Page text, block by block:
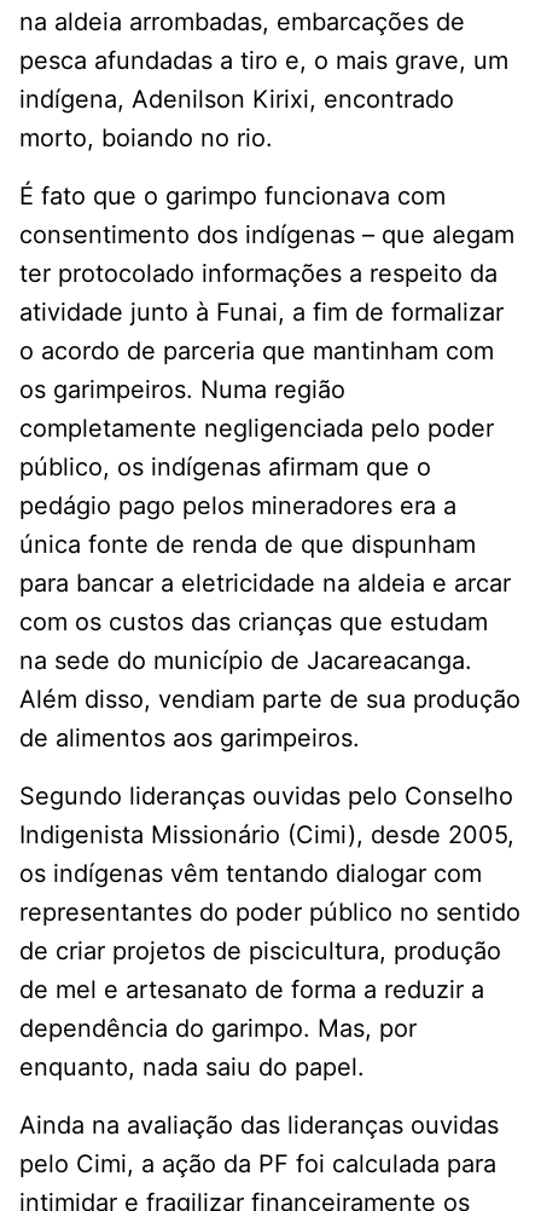
na aldeia arrombadas, embarcações de
pesca afundadas a tiro e, o mais grave, um
indígena, Adenilson Kirixi, encontrado
morto, boiando no rio.
É fato que o garimpo funcionava com
consentimento dos indígenas – que alegam
ter protocolado informações a respeito da
atividade junto à Funai, a fim de formalizar
o acordo de parceria que mantinham com
os garimpeiros. Numa região
completamente negligenciada pelo poder
público, os indígenas afirmam que o
pedágio pago pelos mineradores era a
única fonte de renda de que dispunham
para bancar a eletricidade na aldeia e arcar
com os custos das crianças que estudam
na sede do município de Jacareacanga.
Além disso, vendiam parte de sua produção
de alimentos aos garimpeiros.
Segundo lideranças ouvidas pelo Conselho
Indigenista Missionário (Cimi), desde 2005,
os indígenas vêm tentando dialogar com
representantes do poder público no sentido
de criar projetos de piscicultura, produção
de mel e artesanato de forma a reduzir a
dependência do garimpo. Mas, por
enquanto, nada saiu do papel.
Ainda na avaliação das lideranças ouvidas
pelo Cimi, a ação da PF foi calculada para
intimidar e fragilizar financeiramente os